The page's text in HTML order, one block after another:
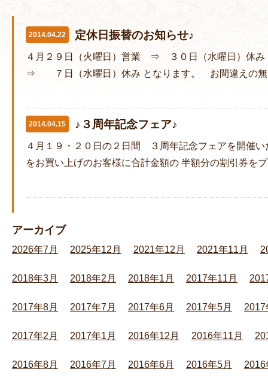
2014.04.22 定休日振替のお知らせ♪
４月２９日（火曜日）営業 ⇒ ３０日（水曜日）休
⇒ ７日（水曜日）休み となります。 お間違えの無
2014.04.15 ♪３周年記念フェア♪
４月１９・２０日の２日間 ３周年記念フェアを開催い
をお買い上げのお客様に合計金額の 半額分の割引券を
アーカイブ
2026年7月 2025年12月 2021年12月 2021年11月
2018年3月 2018年2月 2018年1月 2017年11月
2017年8月 2017年7月 2017年6月 2017年5月 2017
2017年2月 2017年1月 2016年12月 2016年11月
2016年8月 2016年7月 2016年6月 2016年5月 2016